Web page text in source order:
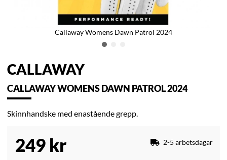
Callaway Womens Dawn Patrol 2024
CALLAWAY
CALLAWAY WOMENS DAWN PATROL 2024
Skinnhandske med enastående grepp.
249 kr 2-5 arbetsdagar